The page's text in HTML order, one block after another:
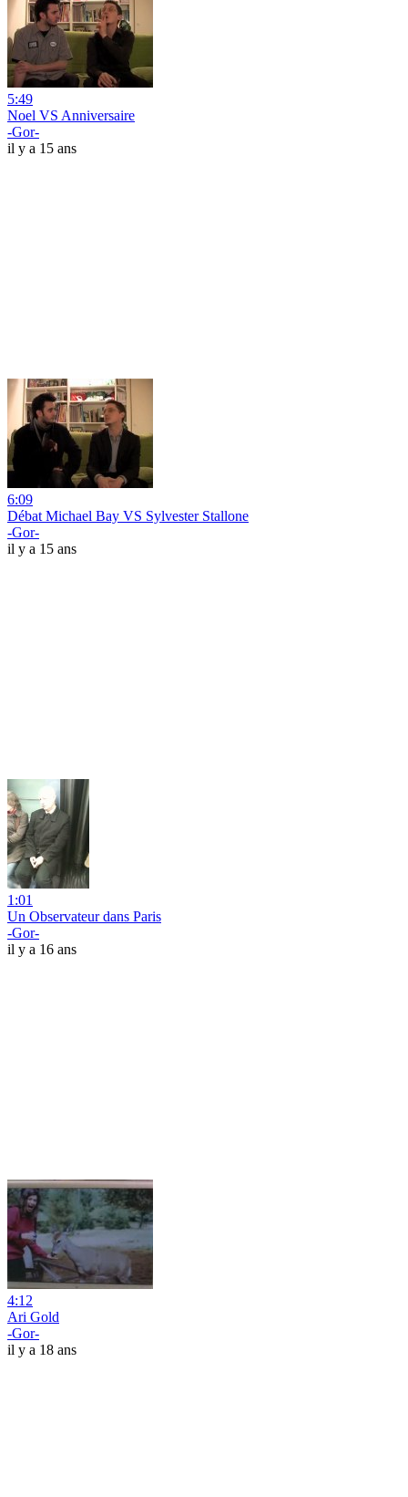
5:49
Noel VS Anniversaire
-Gor-
il y a 15 ans
6:09
Débat Michael Bay VS Sylvester Stallone
-Gor-
il y a 15 ans
1:01
Un Observateur dans Paris
-Gor-
il y a 16 ans
4:12
Ari Gold
-Gor-
il y a 18 ans